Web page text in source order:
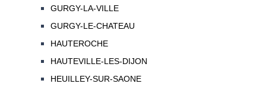
GURGY-LA-VILLE
GURGY-LE-CHATEAU
HAUTEROCHE
HAUTEVILLE-LES-DIJON
HEUILLEY-SUR-SAONE